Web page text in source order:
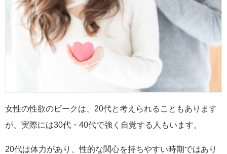
女性の性欲のピークは、20代と考えられることもあります
が、実際には30代・40代で強く自覚する人もいます。
20代は体力があり、性的な関心を持ちやすい時期ではあり